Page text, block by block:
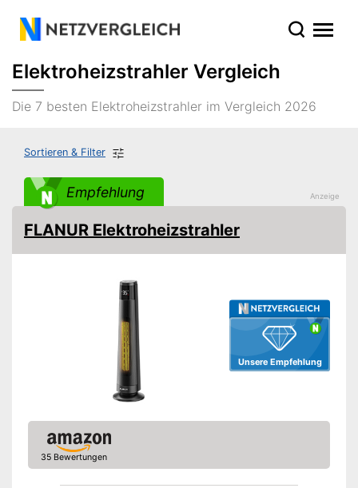
Elektroheizstrahler Vergleich
Die 7 besten Elektroheizstrahler im Vergleich 2026
Sortieren & Filter
Empfehlung
Unsere Empfehlung
FLANUR Elektroheizstrahler
35 Bewertungen